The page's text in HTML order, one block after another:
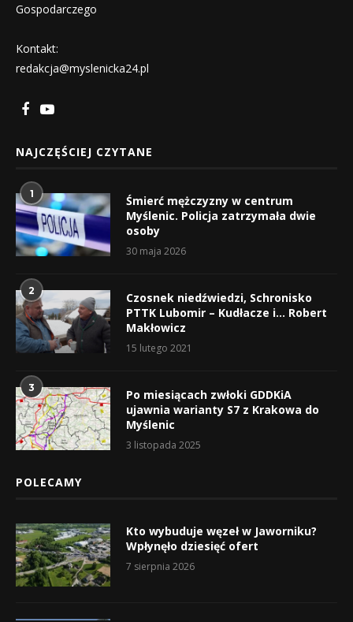
Gospodarczego
Kontakt:
redakcja@myslenicka24.pl
NAJCZĘŚCIEJ CZYTANE
1
Śmierć mężczyzny w centrum
Myślenic. Policja zatrzymała dwie
osoby
30 maja 2026
2
Czosnek niedźwiedzi, Schronisko
PTTK Lubomir – Kudłacze i… Robert
Makłowicz
15 lutego 2021
3
Po miesiącach zwłoki GDDKiA
ujawnia warianty S7 z Krakowa do
Myślenic
3 listopada 2025
POLECAMY
Kto wybuduje węzeł w Jaworniku?
Wpłynęło dziesięć ofert
7 sierpnia 2026